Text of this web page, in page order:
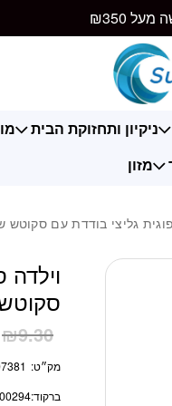
₪350
ניקיון ותחזוקת הבית
מזון
גליצי בודדת עם סקוטש
וילדה
₪9.30
מק״ט:
ברקוד: